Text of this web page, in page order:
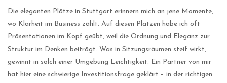
Die eleganten Plätze in Stuttgart erinnern mich an jene Momente,
wo Klarheit im Business zählt. Auf diesen Plätzen habe ich oft
Präsentationen im Kopf geübt, weil die Ordnung und Eleganz zur
Struktur im Denken beiträgt. Was in Sitzungsräumen steif wirkt,
gewinnt in solch einer Umgebung Leichtigkeit. Ein Partner von mir
hat hier eine schwierige Investitionsfrage geklärt – in der richtigen